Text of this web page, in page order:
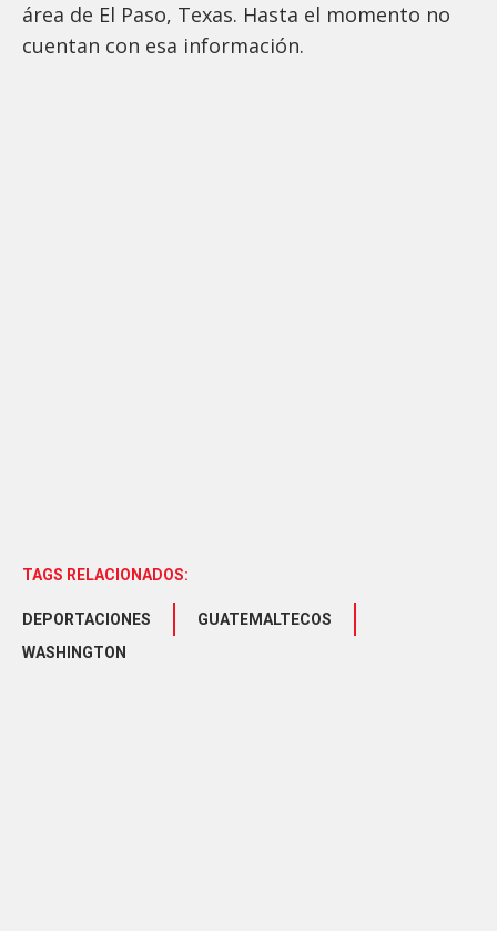
área de El Paso, Texas. Hasta el momento no
cuentan con esa información.
TAGS RELACIONADOS:
DEPORTACIONES
GUATEMALTECOS
WASHINGTON